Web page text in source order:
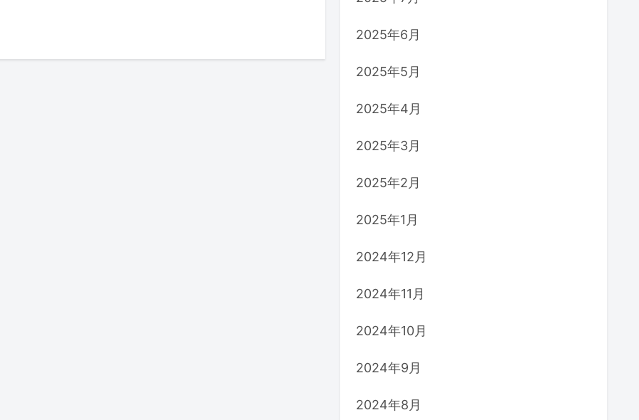
2025年6月
2025年5月
2025年4月
2025年3月
2025年2月
2025年1月
2024年12月
2024年11月
2024年10月
2024年9月
2024年8月